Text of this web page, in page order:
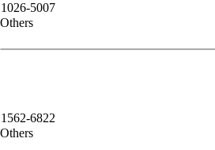
1026-5007
Others
1562-6822
Others